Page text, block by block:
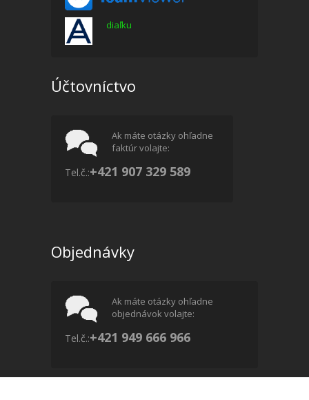
diaľku
Účtovníctvo
Ak máte otázky ohľadne
faktúr volajte:
Tel.č.:+421 907 329 589
Objednávky
Ak máte otázky ohľadne
objednávok volajte:
Tel.č.:+421 949 666 966